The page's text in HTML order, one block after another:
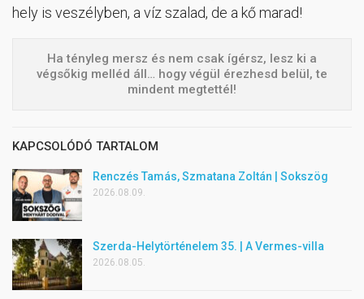
hely is veszélyben, a víz szalad, de a kő marad!
Ha tényleg mersz és nem csak ígérsz, lesz ki a
végsőkig melléd áll… hogy végül érezhesd belül, te
mindent megtettél!
KAPCSOLÓDÓ TARTALOM
Renczés Tamás, Szmatana Zoltán | Sokszög
2026.08.09.
Szerda-Helytörténelem 35. | A Vermes-villa
2026.08.05.